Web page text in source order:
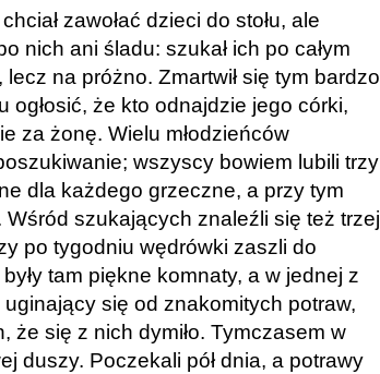
zawołać dzieci do stołu, ale
nich ani śladu: szukał ich po całym
na próżno. Zmartwił się tym bardzo
ogłosić, że kto odnajdzie jego córki,
za żonę. Wielu młodzieńców
wszyscy bowiem lubili trzy
dla każdego grzeczne, a przy tym
szukających znaleźli się też trzej
po tygodniu wędrówki zaszli do
tam piękne komnaty, a w jednej z
uginający się od znakomitych potraw,
że się z nich dymiło. Tymczasem w
duszy. Poczekali pół dnia, a potrawy